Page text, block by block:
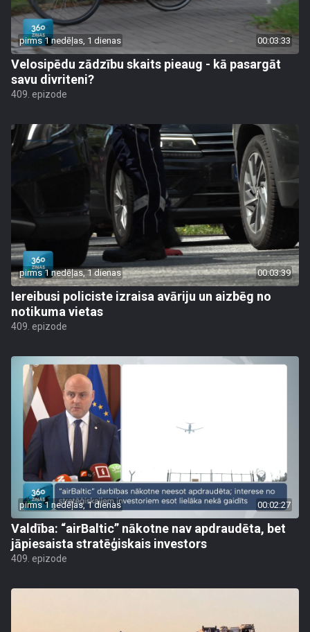
pirms 1 nedēļas, 1 dienas 00:03:33
Velosipēdu zādzību skaits pieaug - kā pasargāt
savu divriteni?
409. epizode
pirms 1 nedēļas, 1 dienas 00:03:39
Iereibusi policiste izraisa avāriju un aizbēg no
notikuma vietas
409. epizode
pirms 1 nedēļas, 1 dienas 00:02:27
Valdība: “airBaltic” nākotne nav apdraudēta, bet
jāpiesaista stratēģiskais investors
409. epizode